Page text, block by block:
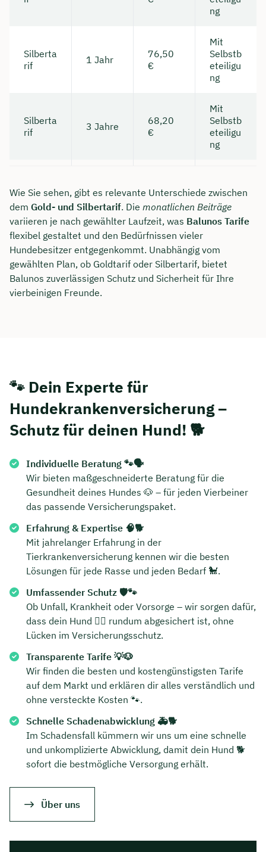
ng
Silberta
rif
1 Jahr
76,50
€
Mit
Selbstb
eteiligu
ng
Silberta
rif
3 Jahre
68,20
€
Mit
Selbstb
eteiligu
ng
Wie Sie sehen, gibt es relevante Unterschiede zwischen
dem Gold- und Silbertarif. Die monatlichen Beiträge
variieren je nach gewählter Laufzeit, was Balunos Tarife
flexibel gestaltet und den Bedürfnissen vieler
Hundebesitzer entgegenkommt. Unabhängig vom
gewählten Plan, ob Goldtarif oder Silbertarif, bietet
Balunos zuverlässigen Schutz und Sicherheit für Ihre
vierbeinigen Freunde.
🐾 Dein Experte für
Hundekrankenversicherung –
Schutz für deinen Hund! 🐕
Individuelle Beratung 🐾🗣️
Wir bieten maßgeschneiderte Beratung für die
Gesundheit deines Hundes 🐶 – für jeden Vierbeiner
das passende Versicherungspaket.
Erfahrung & Expertise 🧠🐕
Mit jahrelanger Erfahrung in der
Tierkrankenversicherung kennen wir die besten
Lösungen für jede Rasse und jeden Bedarf 🐩.
Umfassender Schutz 🛡️🐾
Ob Unfall, Krankheit oder Vorsorge – wir sorgen dafür,
dass dein Hund 🐕‍🦺 rundum abgesichert ist, ohne
Lücken im Versicherungsschutz.
Transparente Tarife 💡🐶
Wir finden die besten und kostengünstigsten Tarife
auf dem Markt und erklären dir alles verständlich und
ohne versteckte Kosten 🐾.
Schnelle Schadenabwicklung 🚑🐕
Im Schadensfall kümmern wir uns um eine schnelle
und unkomplizierte Abwicklung, damit dein Hund 🐕
sofort die bestmögliche Versorgung erhält.
Über uns
Meeting buchen